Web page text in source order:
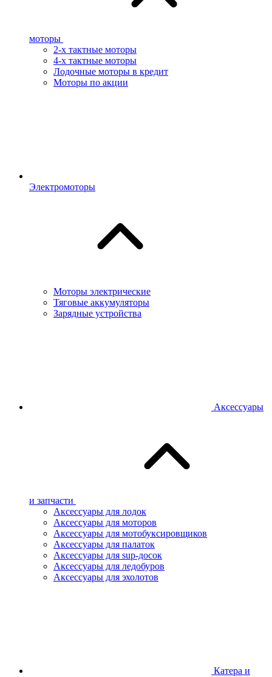
моторы
2-х тактные моторы
4-х тактные моторы
Лодочные моторы в кредит
Моторы по акции
Электромоторы
Моторы электрические
Тяговые аккумуляторы
Зарядные устройства
Аксессуары
и запчасти
Аксессуары для лодок
Аксессуары для моторов
Аксессуары для мотобуксировщиков
Аксессуары для палаток
Аксессуары для sup-досок
Аксессуары для ледобуров
Аксессуары для эхолотов
Катера и